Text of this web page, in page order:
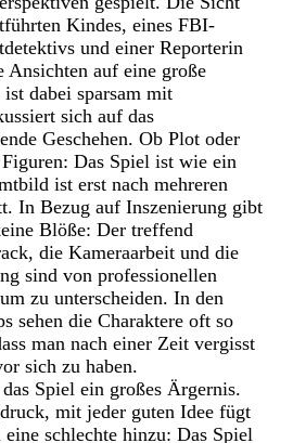
Kindes, eines FBI-
und einer Reporterin
Ansichten auf eine große
dabei sparsam mit
sich auf das
Geschehen. Ob Plot oder
Das Spiel ist wie ein
ist erst nach mehreren
In Bezug auf Inszenierung gibt
Blöße: Der treffend
die Kameraarbeit und die
sind von professionellen
zu unterscheiden. In den
sehen die Charaktere oft so
man nach einer Zeit vergisst
sich zu haben.
Spiel ein großes Ärgernis.
mit jeder guten Idee fügt
schlechte hinzu: Das Spiel